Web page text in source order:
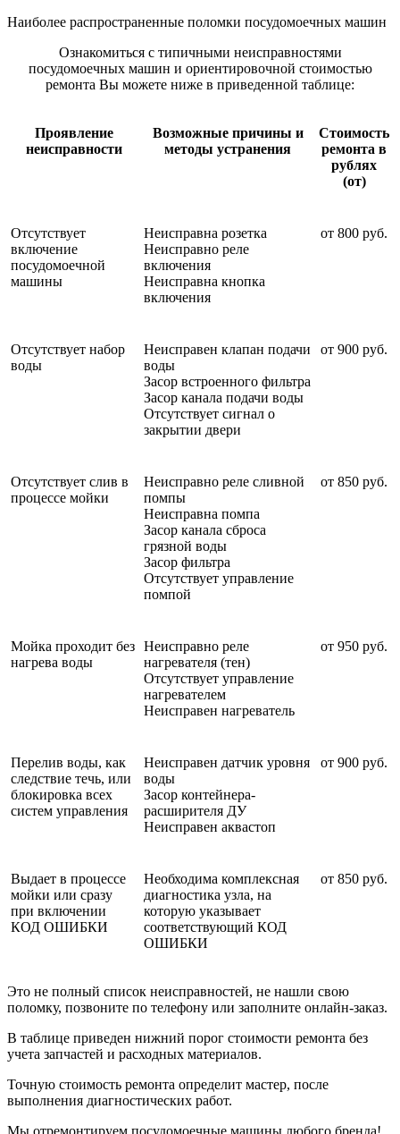
Наиболее распространенные поломки посудомоечных машин
Ознакомиться с типичными неисправностями
посудомоечных машин и ориентировочной стоимостью
ремонта Вы можете ниже в приведенной таблице:
Проявление
неисправности
Возможные причины и
методы устранения
Стоимость
ремонта в
рублях
(от)
Отсутствует
включение
посудомоечной
машины
Неисправна розетка
Неисправно реле
включения
Неисправна кнопка
включения
от 800 руб.
Отсутствует набор
воды
Неисправен клапан подачи
воды
Засор встроенного фильтра
Засор канала подачи воды
Отсутствует сигнал о
закрытии двери
от 900 руб.
Отсутствует слив в
процессе мойки
Неисправно реле сливной
помпы
Неисправна помпа
Засор канала сброса
грязной воды
Засор фильтра
Отсутствует управление
помпой
от 850 руб.
Мойка проходит без
нагрева воды
Неисправно реле
нагревателя (тен)
Отсутствует управление
нагревателем
Неисправен нагреватель
от 950 руб.
Перелив воды, как
следствие течь, или
блокировка всех
систем управления
Неисправен датчик уровня
воды
Засор контейнера-
расширителя ДУ
Неисправен аквастоп
от 900 руб.
Выдает в процессе
мойки или сразу
при включении
КОД ОШИБКИ
Необходима комплексная
диагностика узла, на
которую указывает
соответствующий КОД
ОШИБКИ
от 850 руб.
Это не полный список неисправностей, не нашли свою
поломку, позвоните по телефону или заполните онлайн-заказ.
В таблице приведен нижний порог стоимости ремонта без
учета запчастей и расходных материалов.
Точную стоимость ремонта определит мастер, после
выполнения диагностических работ.
Мы отремонтируем посудомоечные машины любого бренда!